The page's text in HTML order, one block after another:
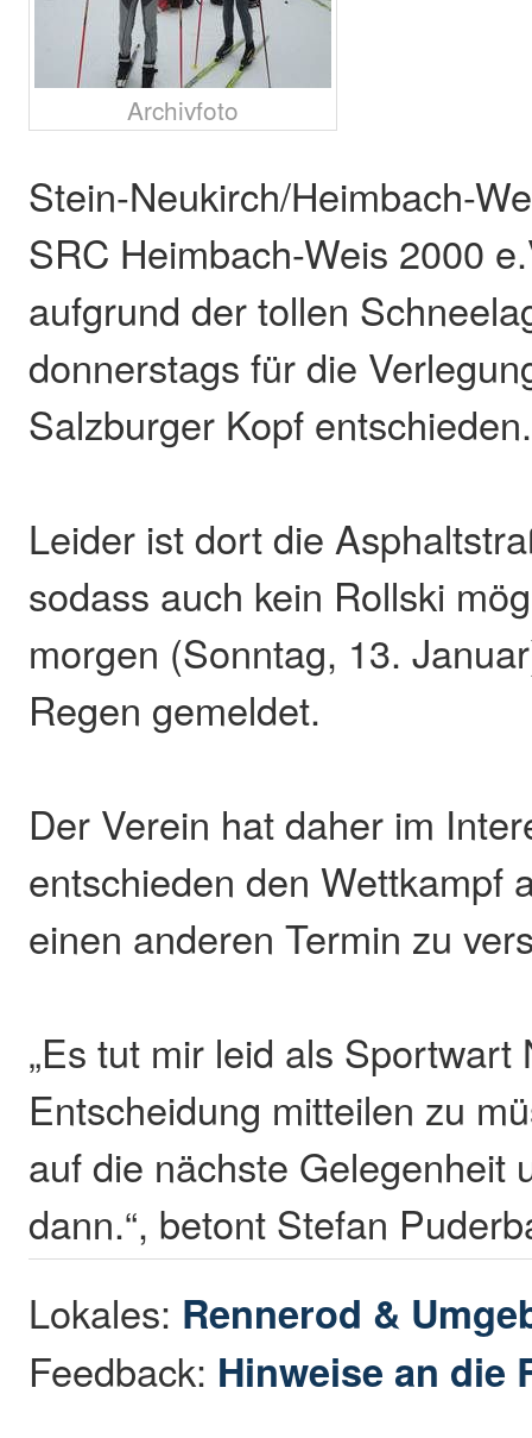
Archivfoto
Stein-Neukirch/Heimbach-
SRC Heimbach-Weis 2000
aufgrund der tollen
donnerstags für die
Salzburger Kopf entschieden.
Leider ist dort die
sodass auch kein Rollski
morgen (Sonntag, 13.
Regen gemeldet.
Der Verein hat daher im
entschieden den Wettkampf
einen anderen Termin zu
„Es tut mir leid als Sportwart
Entscheidung mitteilen zu
auf die nächste Gelegenheit
dann.“, betont Stefan
Lokales: Rennerod &
Feedback: Hinweise an die